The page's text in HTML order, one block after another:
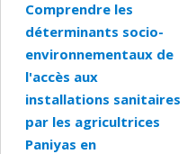
Comprendre les
déterminants socio-
environnementaux de
l'accès aux
installations sanitaires
par les agricultrices
Paniyas en